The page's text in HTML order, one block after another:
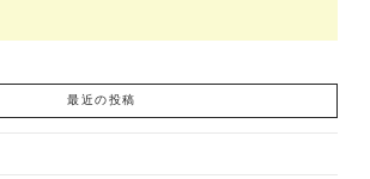
最近の投稿